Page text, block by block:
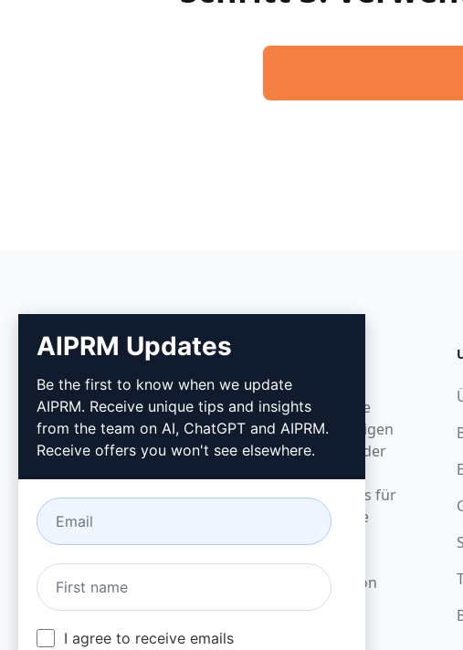
AIPRM
AIPRM ist ein Prompt-Management-Tool und eine
Community-getriebene Prompt-Bibliothek. Erledigen
Sie Aufgaben im Marketing, Vertrieb, Betrieb, in der
weniger Minuten mit gebrauchsfertigen Prompts für
ChatGPT, Claude, Gemini, Midjourney, GPT Image
und viele weitere.
Entwickelt für kleine Unternehmen. Geschätzt von
großen Unternehmen.
AIPRM Updates
Be the first to know when we update
AIPRM. Receive unique tips and insights
from the team on AI, ChatGPT and AIPRM.
Receive offers you won't see elsewhere.
I agree to receive emails